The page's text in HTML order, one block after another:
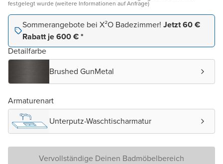
festgelegt wurde (weitere Informationen auf Anfrage)
Sommerangebote bei X²O Badezimmer! Jetzt 60 €
Rabatt je 600 € *
Detailfarbe
Brushed GunMetal
Armaturenart
Unterputz-Waschtischarmatur
Vervollständige Deinen Badmöbelbereich